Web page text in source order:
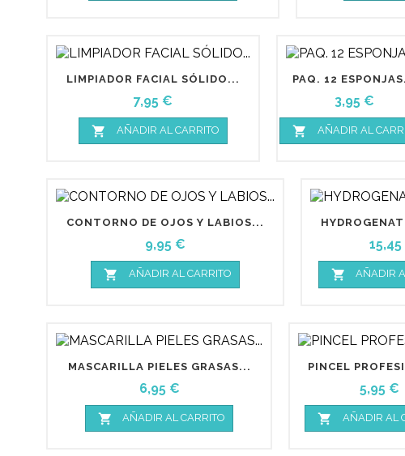
LIMPIADOR FACIAL SÓLIDO...
Precio
7,95 €
 AÑADIR AL CARRITO
PAQ. 12
Precio
3,95 €
 AÑADIR AL
CONTORNO DE OJOS Y LABIOS...
Precio
9,95 €
 AÑADIR AL CARRITO  AÑADIR
MASCARILLA PIELES GRASAS...
Precio
6,95 €
 AÑADIR AL CARRITO
PINCEL
Precio
5,95 €
 AÑADIR AL